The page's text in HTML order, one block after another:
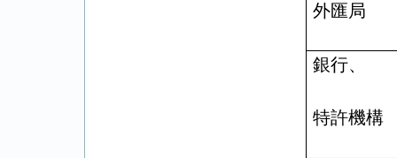
外匯局
銀行、
特許機構